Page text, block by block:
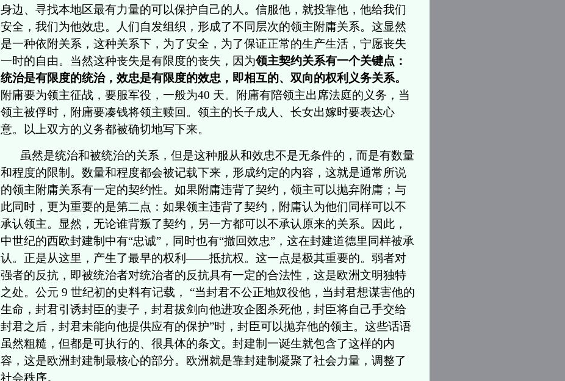
身边、寻找本地区最有力量的可以保护自己的人。信服他，就投靠他，他给我们
安全，我们为他效忠。人们自发组织，形成了不同层次的领主附庸关系。这显然
是一种依附关系，这种关系下，为了安全，为了保证正常的生产生活，宁愿丧失
一时的自由。当然这种丧失是有限度的丧失，因为领主契约关系有一个关键点：
统治是有限度的统治，效忠是有限度的效忠，即相互的、双向的权利义务关系。
附庸要为领主征战，要服军役，一般为40 天。附庸有陪领主出席法庭的义务，当
领主被俘时，附庸要凑钱将领主赎回。领主的长子成人、长女出嫁时要表达心
意。以上双方的义务都被确切地写下来。
虽然是统治和被统治的关系，但是这种服从和效忠不是无条件的，而是有数量
和程度的限制。数量和程度都会被记载下来，形成约定的内容，这就是通常所说
的领主附庸关系有一定的契约性。如果附庸违背了契约，领主可以抛弃附庸；与
此同时，更为重要的是第二点：如果领主违背了契约，附庸认为他们同样可以不
承认领主。显然，无论谁背叛了契约，另一方都可以不承认原来的关系。因此，
中世纪的西欧封建制中有“忠诚”，同时也有“撤回效忠”，这在封建道德里同样被承
认。正是从这里，产生了最早的权利——抵抗权。这一点是极其重要的。弱者对
强者的反抗，即被统治者对统治者的反抗具有一定的合法性，这是欧洲文明独特
之处。公元 9 世纪初的史料有记载， “当封君不公正地奴役他，当封君想谋害他的
生命，封君引诱封臣的妻子，封君拔剑向他进攻企图杀死他，封臣将自己手交给
封君之后，封君未能向他提供应有的保护”时，封臣可以抛弃他的领主。这些话语
虽然粗糙，但都是可执行的、很具体的条文。封建制一诞生就包含了这样的内
容，这是欧洲封建制最核心的部分。欧洲就是靠封建制凝聚了社会力量，调整了
社会秩序。